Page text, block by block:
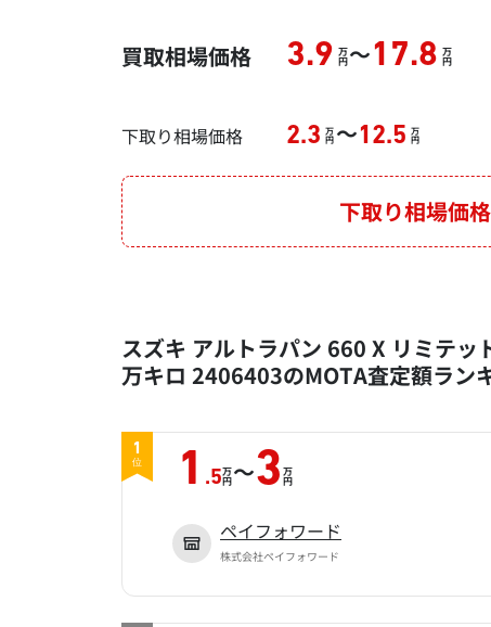
買取相場価格 3.9 万
円～17.8 万
円
下取り相場価格 2.3 万
円 ～12.5 万
円
下取り相場価
スズキ アルトラパン 660 X リミテ
万キロ 2406403のMOTA査定額ラン
1
位 1 .5万
円～3 万
円
ペイフォワード
株式会社ペイフォワード